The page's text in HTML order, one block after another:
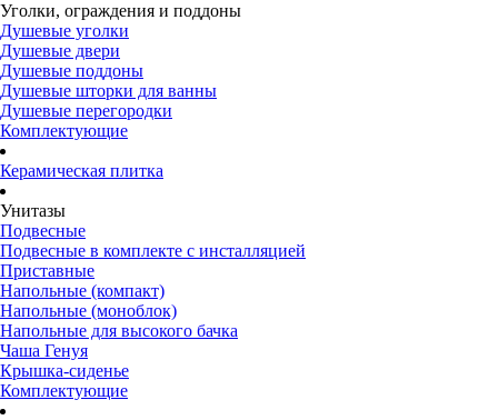
Уголки, ограждения и поддоны
Душевые уголки
Душевые двери
Душевые поддоны
Душевые шторки для ванны
Душевые перегородки
Комплектующие
Керамическая плитка
Унитазы
Подвесные
Подвесные в комплекте с инсталляцией
Приставные
Напольные (компакт)
Напольные (моноблок)
Напольные для высокого бачка
Чаша Генуя
Крышка-сиденье
Комплектующие